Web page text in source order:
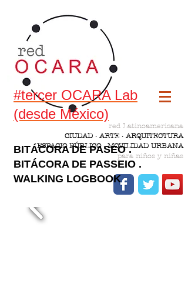
red Latinoamericana
CIUDAD · ARTE · ARQUITECTURA
ESPACIO PÚBLICO · MOVILIDAD URBANA
para niños y niñas
#tercer OCARA Lab
(desde México)
BITÁCORA DE PASEO .
BITÁCORA DE PASSEIO .
WALKING LOGBOOK